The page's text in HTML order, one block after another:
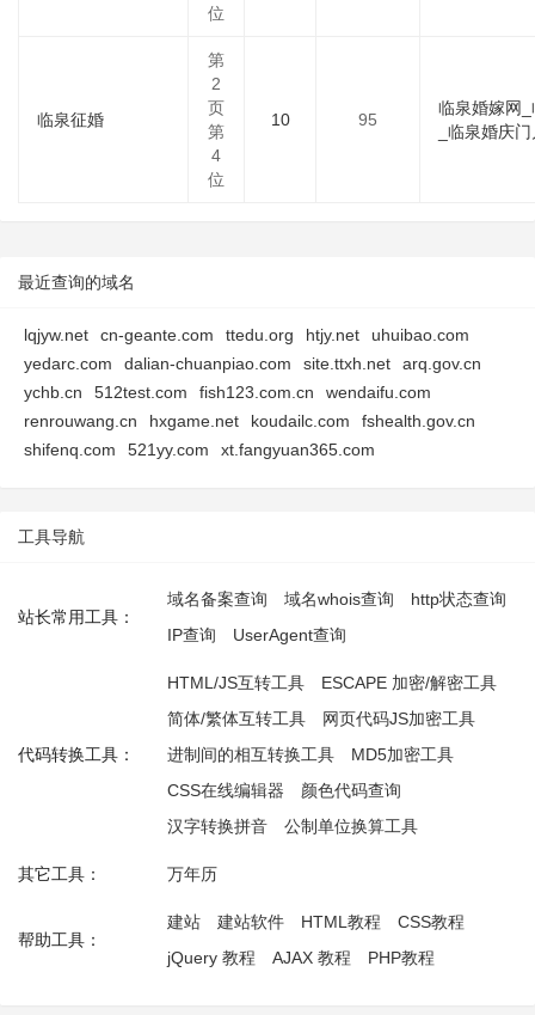
位
临泉征婚
第
2
页
第
4
位
10 95
临泉婚嫁网
_临泉婚庆
最近查询的域名
lqjyw.net cn-geante.com ttedu.org htjy.net
uhuibao.com
yedarc.com
dalian-chuanpiao.com site.ttxh.net
arq.gov.cn
ychb.cn
512test.com fish123.com.cn
wendaifu.com
renrouwang.cn
hxgame.net koudailc.com
fshealth.gov.cn
shifenq.com
521yy.com xt.fangyuan365.com
工具导航
站长常用工具：
域名备案查询 域名whois查询
http状态查询
IP查询
UserAgent查询
代码转换工具：
HTML/JS互转工具
ESCAPE 加密/解密工具
简体/繁体互转工具
网页代码JS加密工具
进制间的相互转换工具
MD5加密工具
CSS在线编辑器
颜色代码查询
汉字转换拼音
公制单位换算工具
其它工具： 万年历
帮助工具：
建站 建站软件 HTML教程
CSS教程
jQuery 教程
AJAX 教程 PHP教程